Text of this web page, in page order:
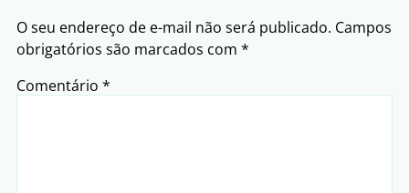
O seu endereço de e-mail não será publicado. Campos
obrigatórios são marcados com *
Comentário *